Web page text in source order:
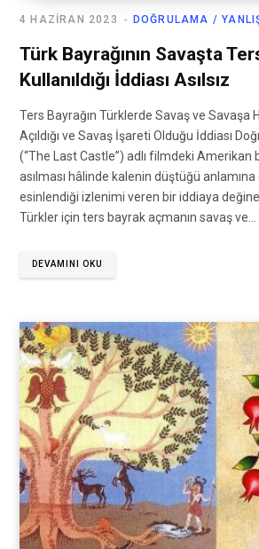
DOĞRULAMA /
4 HAZIRAN 2023
Türk Bayrağının Savaşta
Kullanıldığı İddiası Asılsız
Ters Bayrağın Türklerde Savaş ve Savaşa
Açıldığı ve Savaş İşareti Olduğu İddiası
(“The Last Castle”) adlı filmdeki Amerikan
asılması hâlinde kalenin düştüğü anlamına
esinlendiği izlenimi veren bir iddiaya
Türkler için ters bayrak açmanın savaş ve…
DEVAMINI OKU